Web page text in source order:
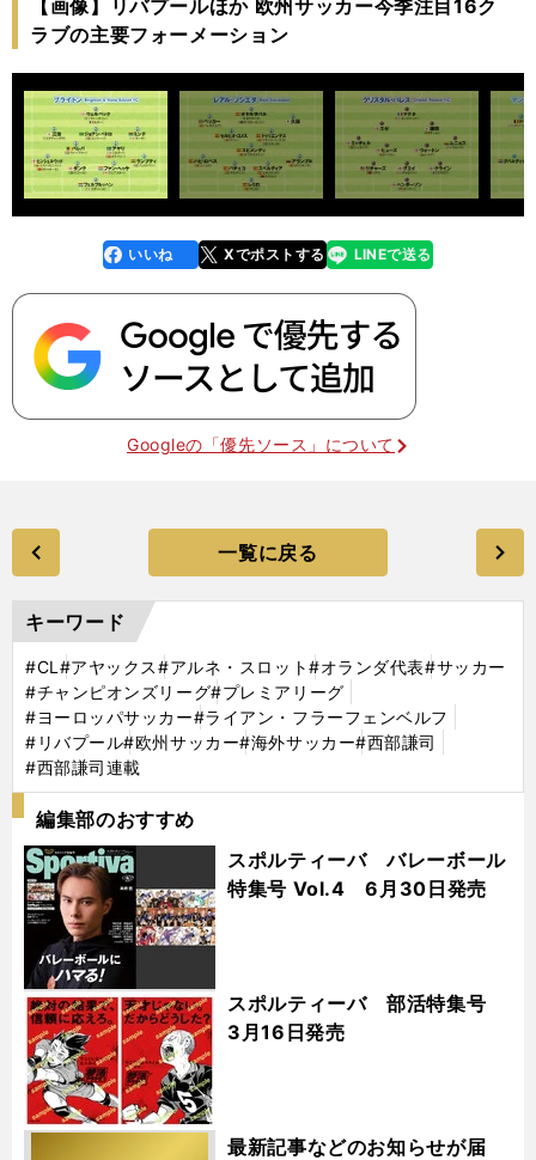
【画像】リバプールほか 欧州サッカー今季注目16ク
ラブの主要フォーメーション
faceboo
k
いいね Xでポストする
line LINEで送る
Googleの「優先ソース」について
一覧に戻る
キーワード
#CL #アヤックス#アルネ・スロット#オランダ代表#サッカー
#チャンピオンズリーグ#プレミアリーグ
#ヨーロッパサッカー#ライアン・フラーフェンベルフ
#リバプール#欧州サッカー#海外サッカー#西部謙司
#西部謙司連載
編集部のおすすめ
スポルティーバ バレーボール
特集号 Vol.4 6月30日発売
スポルティーバ 部活特集号
3月16日発売
最新記事などのお知らせが届